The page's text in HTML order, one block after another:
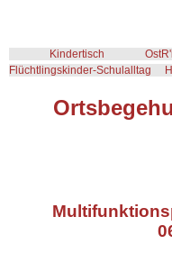
Ortsbeirat
Touristik
Linkliste
Kindertisch
Flüchtlingskinder-Schulalltag